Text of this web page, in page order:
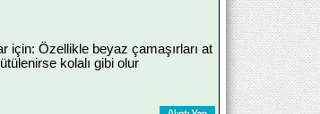
için: Özellikle beyaz çamaşırları at
kolalı gibi olur